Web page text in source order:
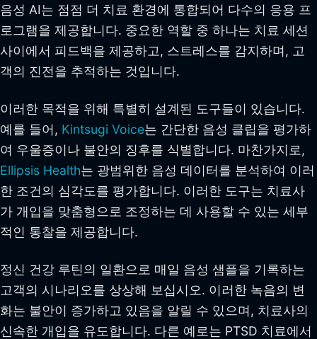
음성 AI는 점점 더 치료 환경에 통합되어 다수의 응용 프
로그램을 제공합니다. 중요한 역할 중 하나는 치료 세션
사이에서 피드백을 제공하고, 스트레스를 감지하며, 고
객의 진전을 추적하는 것입니다.
이러한 목적을 위해 특별히 설계된 도구들이 있습니다.
예를 들어, Kintsugi Voice는 간단한 음성 클립을 평가하
여 우울증이나 불안의 징후를 식별합니다. 마찬가지로,
Ellipsis Health는 광범위한 음성 데이터를 분석하여 이러
한 조건의 심각도를 평가합니다. 이러한 도구는 치료사
가 개입을 맞춤형으로 조정하는 데 사용할 수 있는 세부
적인 통찰을 제공합니다.
정신 건강 루틴의 일환으로 매일 음성 샘플을 기록하는
고객의 시나리오를 상상해 보십시오. 이러한 녹음의 변
화는 불안이 증가하고 있음을 알릴 수 있으며, 치료사의
신속한 개입을 유도합니다. 다른 예로는 PTSD 치료에서